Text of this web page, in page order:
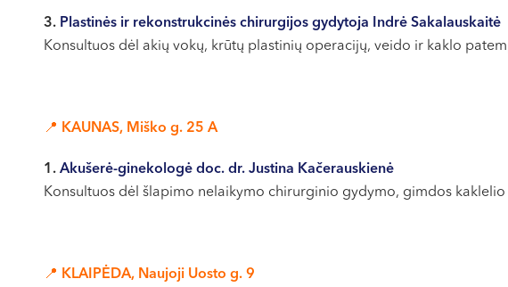
3. Plastinės ir rekonstrukcinės chirurgijos gydytoja Indrė Sakalauskaitė
Konsultuos dėl akių vokų, krūtų plastinių operacijų, veido ir kaklo
📍 KAUNAS, Miško g. 25 A
1. Akušerė-ginekologė doc. dr. Justina Kačerauskienė
Konsultuos dėl šlapimo nelaikymo chirurginio gydymo, gimdos
📍 KLAIPĖDA, Naujoji Uosto g. 9